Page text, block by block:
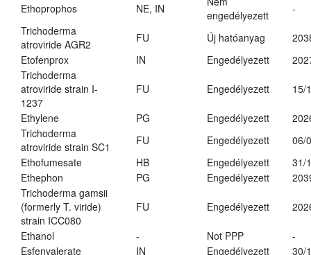
Ethoprophos
NE, IN
engedélyezett
-
Trichoderma
atroviride AGR2
FU Új hatóanyag
Etofenprox
IN Engedélyezett
Trichoderma
atroviride strain I-
1237
FU Engedélyezett 15/
Ethylene PG Engedélyezett
Trichoderma
atroviride strain SC1
FU Engedélyezett
06/
Ethofumesate
HB Engedélyezett
31/
Ethephon
PG Engedélyezett
Trichoderma gamsii
(formerly T. viride)
strain ICC080
FU Engedélyezett
Ethanol - Not PPP
-
Esfenvalerate
IN Engedélyezett
30/